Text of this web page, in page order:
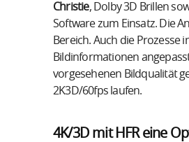
Christie, Dolby 3D Brillen
Software zum Einsatz. Die
Bereich. Auch die
Bildinformationen
vorgesehenen Bildqualität
2K3D/60fps laufen.
4K/3D mit HFR eine